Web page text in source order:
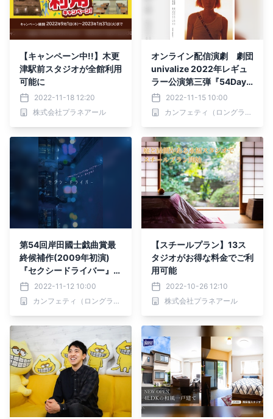
【キャンペーン中!!】木更
津駅前スタジオが全館利用
可能に
2022-11-18 12:20
株式会社プラネアール
オンライン配信演劇 劇団
univalize 2022年レギュ
ラー公演第三弾『54Days
Love』 カンフェティで
配信決定
2022-11-15 10:00
カンフェティ（ロングランプランニング株式会社）
第54回岸田國士戯曲賞最
終候補作(2009年初演)
『セクシードライバー』、
「演劇と映像のいいとこど
り」のエンタメショウとな
って上演決定 カンフェテ
2022-11-12 10:00
カンフェティ（ロングランプランニング株式会社）
【スチールプラン】13ス
タジオがお得な料金でご利
用可能
2022-10-26 12:10
株式会社プラネアール